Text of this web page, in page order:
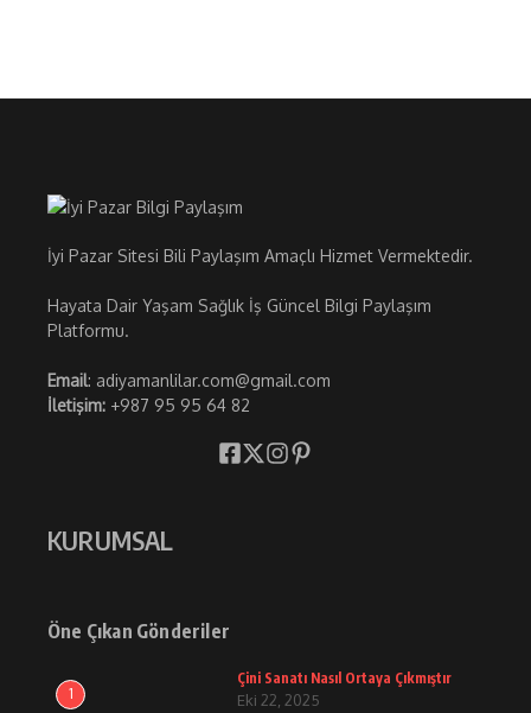
İyi Pazar Sitesi Bili Paylaşım Amaçlı Hizmet Vermektedir.
Hayata Dair Yaşam Sağlık İş Güncel Bilgi Paylaşım
Platformu.
Email: adiyamanlilar.com@gmail.com
İletişim: +987 95 95 64 82
KURUMSAL
Öne Çıkan Gönderiler
1
Çini Sanatı Nasıl Ortaya Çıkmıştır
Eki 22, 2025